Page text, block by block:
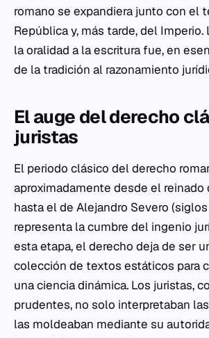
romano se expandiera junto con el
República y, más tarde, del
la oralidad a la escritura fue, en
de la tradición al razonamiento
El auge del derecho
juristas
El periodo clásico del derecho
aproximadamente desde el reinado
hasta el de Alejandro Severo (siglos
representa la cumbre del ingenio
esta etapa, el derecho deja de ser
colección de textos estáticos para
una ciencia dinámica. Los juristas,
prudentes, no solo interpretaban
las moldeaban mediante su